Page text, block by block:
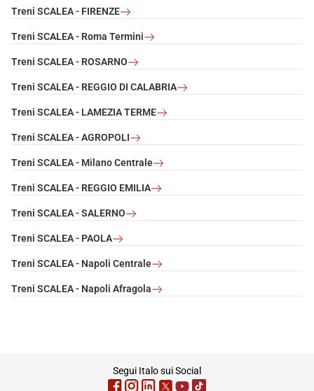
Treni SCALEA - FIRENZE
Treni SCALEA - Roma Termini
Treni SCALEA - ROSARNO
Treni SCALEA - REGGIO DI CALABRIA
Treni SCALEA - LAMEZIA TERME
Treni SCALEA - AGROPOLI
Treni SCALEA - Milano Centrale
Treni SCALEA - REGGIO EMILIA
Treni SCALEA - SALERNO
Treni SCALEA - PAOLA
Treni SCALEA - Napoli Centrale
Treni SCALEA - Napoli Afragola
Segui Italo sui Social